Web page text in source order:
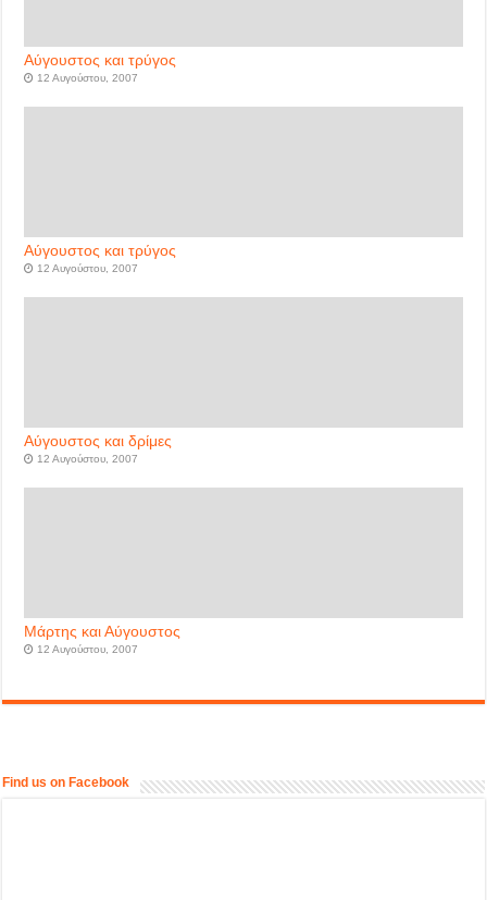
Αύγουστος και τρύγος
12 Αυγούστου, 2007
Αύγουστος και τρύγος
12 Αυγούστου, 2007
Αύγουστος και δρίμες
12 Αυγούστου, 2007
Μάρτης και Αύγουστος
12 Αυγούστου, 2007
Find us on Facebook